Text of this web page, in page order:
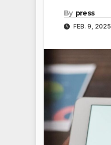
By press
FEB. 9, 2025